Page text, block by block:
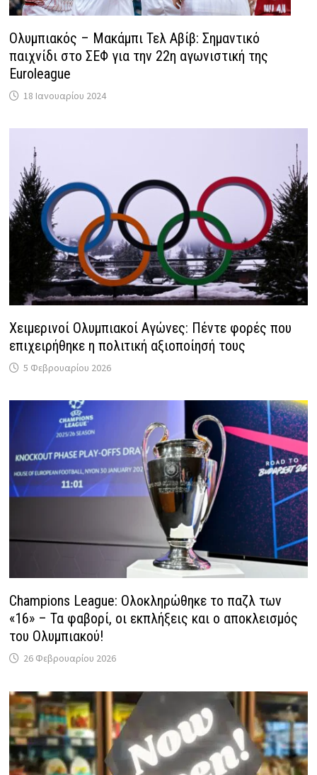
Ολυμπιακός – Μακάμπι Τελ Αβίβ: Σημαντικό
παιχνίδι στο ΣΕΦ για την 22η αγωνιστική της
Euroleague
18 Ιανουαρίου 2024
Χειμερινοί Ολυμπιακοί Αγώνες: Πέντε φορές που
επιχειρήθηκε η πολιτική αξιοποίησή τους
5 Φεβρουαρίου 2026
Champions League: Ολοκληρώθηκε το παζλ των
«16» – Τα φαβορί, οι εκπλήξεις και ο αποκλεισμός
του Ολυμπιακού!
26 Φεβρουαρίου 2026